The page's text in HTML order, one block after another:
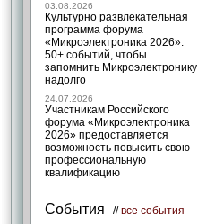
03.08.2026
Культурно развлекательная
программа форума
«Микроэлектроника 2026»:
50+ событий, чтобы
запомнить Микроэлектронику
надолго
24.07.2026
Участникам Российского
форума «Микроэлектроника
2026» предоставляется
возможность повысить свою
профессиональную
квалификацию
События //все события